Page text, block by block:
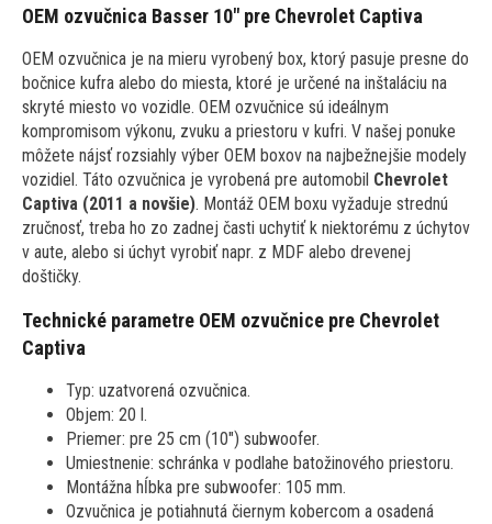
OEM ozvučnica Basser 10" pre Chevrolet Captiva
OEM ozvučnica je na mieru vyrobený box, ktorý pasuje presne do
bočnice kufra alebo do miesta, ktoré je určené na inštaláciu na
skryté miesto vo vozidle. OEM ozvučnice sú ideálnym
kompromisom výkonu, zvuku a priestoru v kufri. V našej ponuke
môžete nájsť rozsiahly výber OEM boxov na najbežnejšie modely
vozidiel. Táto ozvučnica je vyrobená pre automobil Chevrolet
Captiva (2011 a novšie). Montáž OEM boxu vyžaduje strednú
zručnosť, treba ho zo zadnej časti uchytiť k niektorému z úchytov
v aute, alebo si úchyt vyrobiť napr. z MDF alebo drevenej
doštičky.
Technické parametre OEM ozvučnice pre Chevrolet
Captiva
Typ: uzatvorená ozvučnica.
Objem: 20 l.
Priemer: pre 25 cm (10") subwoofer.
Umiestnenie: schránka v podlahe batožinového priestoru.
Montážna hĺbka pre subwoofer: 105 mm.
Ozvučnica je potiahnutá čiernym kobercom a osadená